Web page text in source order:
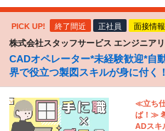
PICK UP! 終了間近 正社員 面接情
株式会社スタッフサービス エンジニア
CADオペレーター*未経験歓迎*自
界で役立つ製図スキルが身に付く！
≪立ち
ば！≫
ADスキ